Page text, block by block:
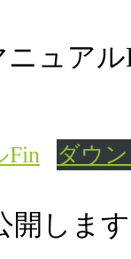
Fin ダウ
しま